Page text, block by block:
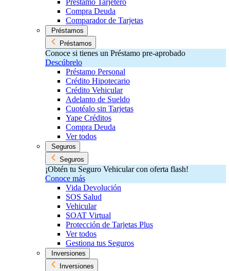
Préstamo Tarjetero
Compra Deuda
Comparador de Tarjetas
Préstamos
Préstamos
Conoce si tienes un Préstamo pre-aprobado
Descúbrelo
Préstamo Personal
Crédito Hipotecario
Crédito Vehicular
Adelanto de Sueldo
Cuotéalo sin Tarjetas
Yape Créditos
Compra Deuda
Ver todos
Seguros
Seguros
¡Obtén tu Seguro Vehicular con oferta flash!
Conoce más
Vida Devolución
SOS Salud
Vehicular
SOAT Virtual
Protección de Tarjetas Plus
Ver todos
Gestiona tus Seguros
Inversiones
Inversiones